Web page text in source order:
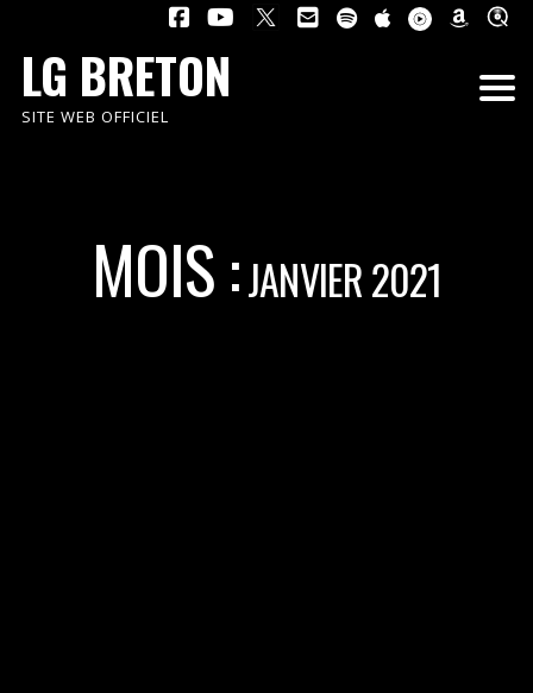
LG BRETON
SITE WEB OFFICIEL
MOIS :JANVIER 2021